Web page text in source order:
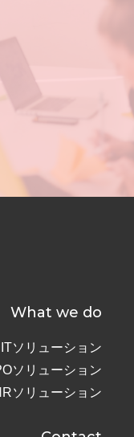
What we do
ITソリューション
ソリューション
ソリューション